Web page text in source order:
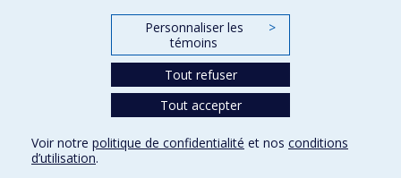
Nos départements et écoles
Conditions d’utilisation
Personnaliser les
témoins
>
Tout refuser
Tout accepter
Voir notre politique de confidentialité et nos conditions
d’utilisation.